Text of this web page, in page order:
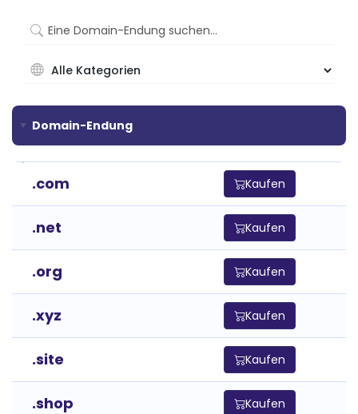
Domain-Endung
.com Kaufen
.net Kaufen
.org Kaufen
.xyz Kaufen
.site Kaufen
.shop Kaufen